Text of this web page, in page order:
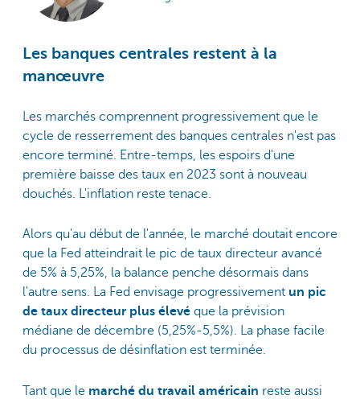
Les banques centrales restent à la
manœuvre
Les marchés comprennent progressivement que le
cycle de resserrement des banques centrales n'est pas
encore terminé. Entre-temps, les espoirs d'une
première baisse des taux en 2023 sont à nouveau
douchés. L'inflation reste tenace.
Alors qu'au début de l'année, le marché doutait encore
que la Fed atteindrait le pic de taux directeur avancé
de 5% à 5,25%, la balance penche désormais dans
l'autre sens. La Fed envisage progressivement un pic
de taux directeur plus élevé que la prévision
médiane de décembre (5,25%-5,5%). La phase facile
du processus de désinflation est terminée.
Tant que le marché du travail américain reste aussi